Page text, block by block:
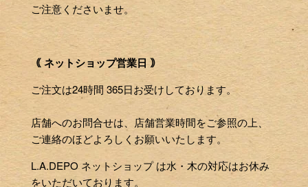
ご注意くださいませ。
｟ ネットショップ営業日 ｠
ご注文は24時間 365日お受けしております。
店舗へのお問合せは、店舗営業時間をご参照の上、
ご連絡のほどよろしくお願いいたします。
L.A.DEPO ネットショップ は水・木の対応はお休み
をいただいております。